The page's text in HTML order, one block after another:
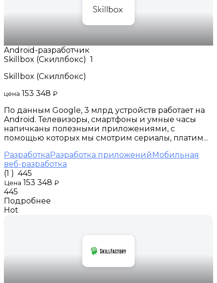
Android-разработчик
Skillbox (Скиллбокс) 1
Skillbox (Скиллбокс)
цена 153 348 ₽
По данным Google, 3 млрд устройств работает на
Android. Телевизоры, смартфоны и умные часы
напичканы полезными приложениями, с
помощью которых мы смотрим сериалы, платим...
РазработкаРазработка приложенийМобильная
веб-разработка
(1 ) 445
Цена 153 348 ₽
445
Подробнее
Hot